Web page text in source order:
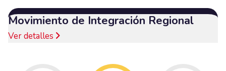
Movimiento de Integración Regional
Ver detalles